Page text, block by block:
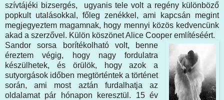
szívtájéki bizsergés, ugyanis tele volt a regény különböző
popkult utalásokkal, főleg zenékkel, ami kapcsán megint
megjegyeztem magamnak, hogy mennyi közös kedvencünk
akad a szerzővel. Külön köszönet Alice Cooper említéséért.
Sandor sorsa borítékolható volt, benne
éreztem végig, hogy nagy fordulatra
készülhetek, és örülök, hogy azok a
sutyorgások időben megtörténtek a történet
során, ami most aztán furdalhatja az
oldalamat pár hónapon keresztül. 15 év